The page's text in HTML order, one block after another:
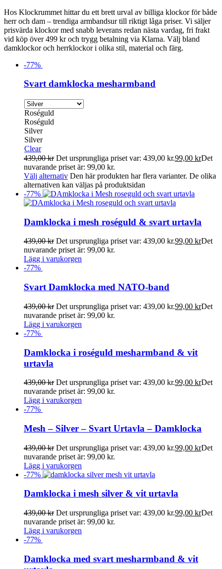
Hos Klockrummet hittar du ett brett urval av billiga klockor för både
herr och dam – trendiga armbandsur till riktigt låga priser. Vi säljer
prisvärda klockor med snabb leverans redan nästa vardag, fri frakt
vid köp över 499 kr och trygg betalning via Klarna. Välj bland
damklockor och herrklockor i olika stil, material och färg.
-77%
Svart damklocka mesharmband
Roséguld
Roséguld
Silver
Silver
Clear
439,00kr Det ursprungliga priset var: 439,00 kr.99,00 krDet
nuvarande priset är: 99,00 kr.
Välj alternativ Den här produkten har flera varianter. De olika
alternativen kan väljas på produktsidan
-77%
Damklocka i mesh roséguld & svart urtavla
439,00kr Det ursprungliga priset var: 439,00 kr.99,00 krDet
nuvarande priset är: 99,00 kr.
Lägg i varukorgen
-77%
Svart Damklocka med NATO-band
439,00kr Det ursprungliga priset var: 439,00 kr.99,00 krDet
nuvarande priset är: 99,00 kr.
Lägg i varukorgen
-77%
Damklocka i roséguld mesharmband & vit
urtavla
439,00kr Det ursprungliga priset var: 439,00 kr.99,00 krDet
nuvarande priset är: 99,00 kr.
Lägg i varukorgen
-77%
Mesh – Silver – Svart Urtavla – Damklocka
439,00kr Det ursprungliga priset var: 439,00 kr.99,00 krDet
nuvarande priset är: 99,00 kr.
Lägg i varukorgen
-77%
Damklocka i mesh silver & vit urtavla
439,00kr Det ursprungliga priset var: 439,00 kr.99,00 krDet
nuvarande priset är: 99,00 kr.
Lägg i varukorgen
-77%
Damklocka med svart mesharmband & vit